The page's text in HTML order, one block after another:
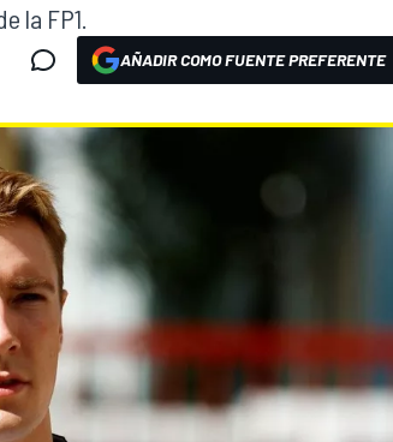
la FP1.
AÑADIR COMO FUENTE PREFERENTE